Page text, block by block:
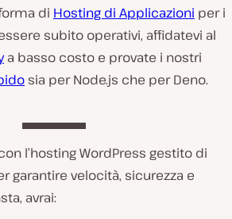
di Hosting di Applicazioni per i
subito operativi, affidatevi al
a basso costo e provate i nostri
sia per Node.js che per Deno.
l’hosting WordPress gestito di
garantire velocità, sicurezza e
avrai: